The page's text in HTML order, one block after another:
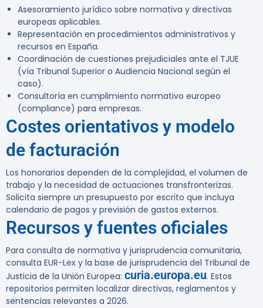
Asesoramiento jurídico sobre normativa y directivas
europeas aplicables.
Representación en procedimientos administrativos y
recursos en España.
Coordinación de cuestiones prejudiciales ante el TJUE
(vía Tribunal Superior o Audiencia Nacional según el
caso).
Consultoría en cumplimiento normativo europeo
(compliance) para empresas.
Costes orientativos y modelo
de facturación
Los honorarios dependen de la complejidad, el volumen de
trabajo y la necesidad de actuaciones transfronterizas.
Solicita siempre un presupuesto por escrito que incluya
calendario de pagos y previsión de gastos externos.
Recursos y fuentes oficiales
Para consulta de normativa y jurisprudencia comunitaria,
consulta EUR-Lex y la base de jurisprudencia del Tribunal de
Justicia de la Unión Europea: curia.europa.eu. Estos
repositorios permiten localizar directivas, reglamentos y
sentencias relevantes a 2026.